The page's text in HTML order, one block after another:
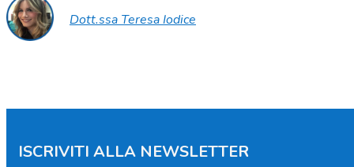
Dott.ssa Teresa Iodice
ISCRIVITI ALLA NEWSLETTER